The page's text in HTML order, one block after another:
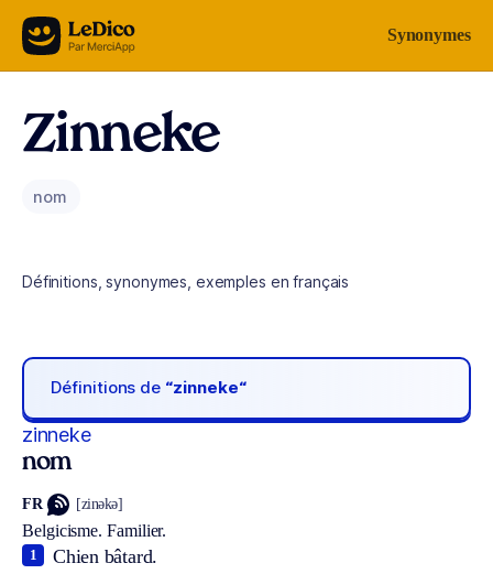
Aller au contenu Synonymes
Zinneke
nom
Définitions, synonymes, exemples en français
Définitions de “zinneke“
zinneke
nom
FR [zinəkə]
Belgicisme. Familier.
Chien bâtard.
1